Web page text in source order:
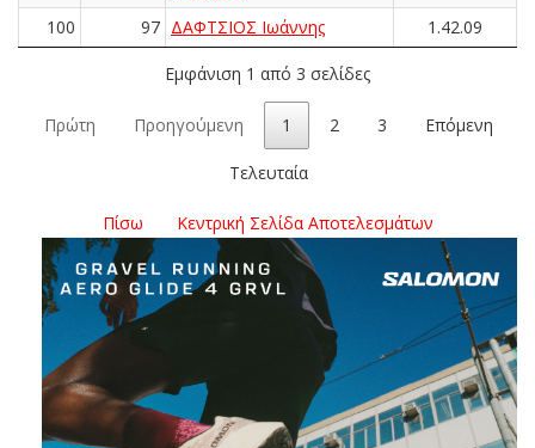
100 97 ΔΑΦΤΣΙΟΣ Ιωάννης 1.42.09
Εμφάνιση 1 από 3 σελίδες
Πρώτη Προηγούμενη 1 2 3 Επόμενη
Τελευταία
Πίσω Κεντρική Σελίδα Αποτελεσμάτων